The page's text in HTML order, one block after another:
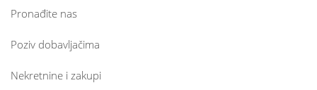
Pronađite nas
Poziv dobavljačima
Nekretnine i zakupi